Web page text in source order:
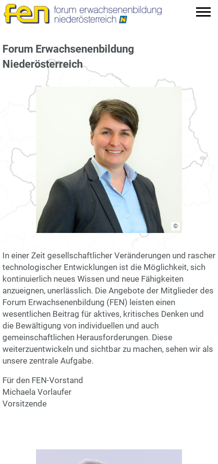
Forum Erwachsenenbildung
Niederösterreich
In einer Zeit gesellschaftlicher Veränderungen und rascher
technologischer Entwicklungen ist die Möglichkeit, sich
kontinuierlich neues Wissen und neue Fähigkeiten
anzueignen, unerlässlich. Die Angebote der Mitglieder des
Forum Erwachsenenbildung (FEN) leisten einen
wesentlichen Beitrag für aktives, kritisches Denken und
die Bewältigung von individuellen und auch
gemeinschaftlichen Herausforderungen. Diese
weiterzuentwickeln und sichtbar zu machen, sehen wir als
unsere zentrale Aufgabe.
Für den FEN-Vorstand
Michaela Vorlaufer
Vorsitzende
©